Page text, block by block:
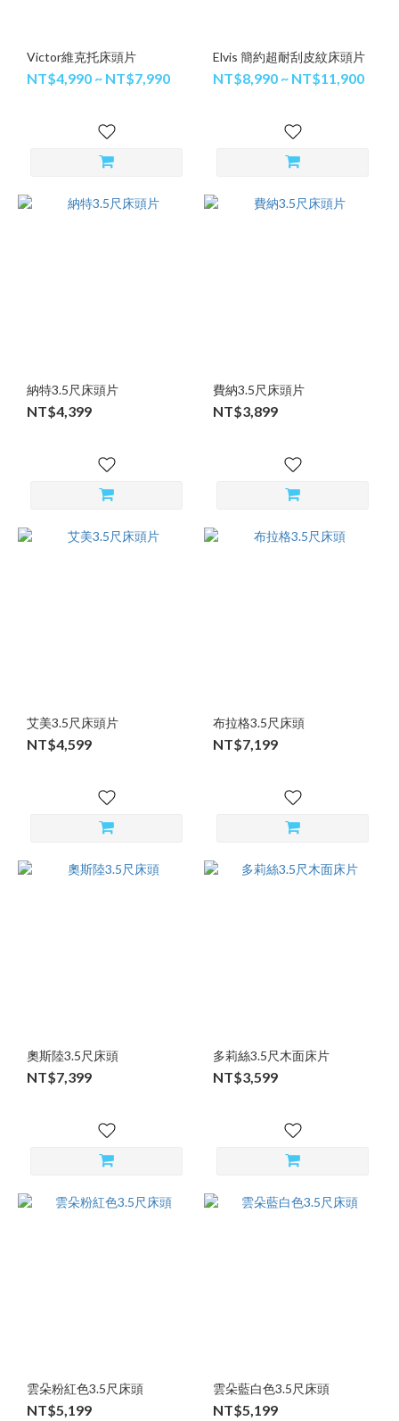
Victor維克托床頭片
NT$4,990 ~ NT$7,990
Elvis 簡約超耐刮皮紋床頭片
NT$8,990 ~ NT$11,900
納特3.5尺床頭片
NT$4,399
費納3.5尺床頭片
NT$3,899
艾美3.5尺床頭片
NT$4,599
布拉格3.5尺床頭
NT$7,199
奧斯陸3.5尺床頭
NT$7,399
多莉絲3.5尺木面床片
NT$3,599
雲朵粉紅色3.5尺床頭
NT$5,199
雲朵藍白色3.5尺床頭
NT$5,199